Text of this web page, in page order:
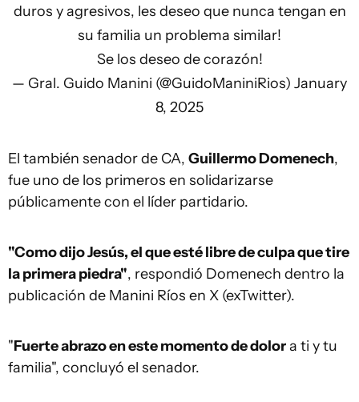
duros y agresivos, les deseo que nunca tengan en
su familia un problema similar!
Se los deseo de corazón!
— Gral. Guido Manini (@GuidoManiniRios) January
8, 2025
El también senador de CA, Guillermo Domenech,
fue uno de los primeros en solidarizarse
públicamente con el líder partidario.
"Como dijo Jesús, el que esté libre de culpa que tire
la primera piedra", respondió Domenech dentro la
publicación de Manini Ríos en X (exTwitter).
"Fuerte abrazo en este momento de dolora ti y tu
familia", concluyó el senador.